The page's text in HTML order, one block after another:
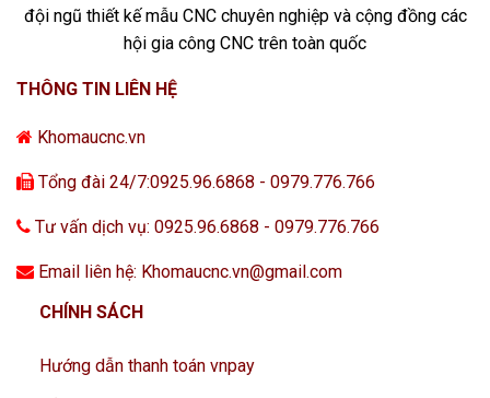
đội ngũ thiết kế mẫu CNC chuyên nghiệp và cộng đồng các
hội gia công CNC trên toàn quốc
THÔNG TIN LIÊN HỆ
Khomaucnc.vn
Tổng đài 24/7:0925.96.6868 - 0979.776.766
Tư vấn dịch vụ: 0925.96.6868 - 0979.776.766
Email liên hệ: Khomaucnc.vn@gmail.com
CHÍNH SÁCH
Hướng dẫn thanh toán vnpay